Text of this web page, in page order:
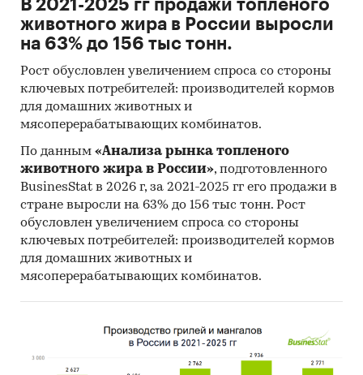
В 2021-2025 гг продажи топленого
животного жира в России выросли
на 63% до 156 тыс тонн.
Рост обусловлен увеличением спроса со стороны
ключевых потребителей: производителей кормов
для домашних животных и
мясоперерабатывающих комбинатов.
По данным «Анализа рынка топленого
животного жира в России», подготовленного
BusinesStat в 2026 г, за 2021-2025 гг его продажи в
стране выросли на 63% до 156 тыс тонн. Рост
обусловлен увеличением спроса со стороны
ключевых потребителей: производителей кормов
для домашних животных и
мясоперерабатывающих комбинатов.